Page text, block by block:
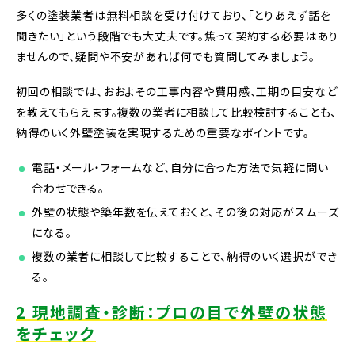
多くの塗装業者は無料相談を受け付けており、「とりあえず話を
聞きたい」という段階でも大丈夫です。焦って契約する必要はあり
ませんので、疑問や不安があれば何でも質問してみましょう。
初回の相談では、おおよその工事内容や費用感、工期の目安など
を教えてもらえます。複数の業者に相談して比較検討することも、
納得のいく外壁塗装を実現するための重要なポイントです。
電話・メール・フォームなど、自分に合った方法で気軽に問い
合わせできる。
外壁の状態や築年数を伝えておくと、その後の対応がスムーズ
になる。
複数の業者に相談して比較することで、納得のいく選択ができ
る。
2 現地調査・診断：プロの目で外壁の状態
をチェック